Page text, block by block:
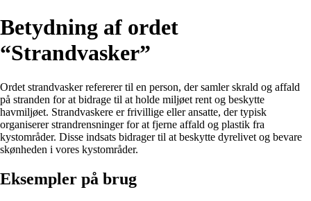
Betydning af ordet
“Strandvasker”
Ordet strandvasker refererer til en person, der samler skrald og affald
på stranden for at bidrage til at holde miljøet rent og beskytte
havmiljøet. Strandvaskere er frivillige eller ansatte, der typisk
organiserer strandrensninger for at fjerne affald og plastik fra
kystområder. Disse indsats bidrager til at beskytte dyrelivet og bevare
skønheden i vores kystområder.
Eksempler på brug